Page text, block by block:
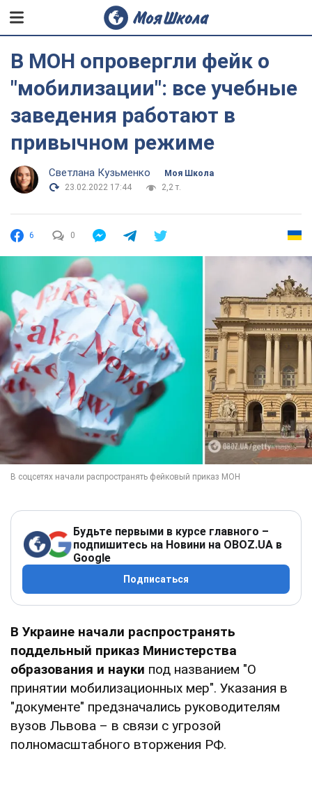
В МОН опровергли фейк о
"мобилизации": все учебные
заведения работают в
привычном режиме
Светлана Кузьменко
Моя Школа
23.02.2022 17:44
2,2 т.
6 0
Будьте первыми в курсе главного –
подпишитесь на Новини на OBOZ.UA в
Google
Подписаться
В Украине начали распространять
поддельный приказ Министерства
образования и науки под названием "О
принятии мобилизационных мер". Указания в
"документе" предзначались руководителям
вузов Львова – в связи с угрозой
полномасштабного вторжения РФ.